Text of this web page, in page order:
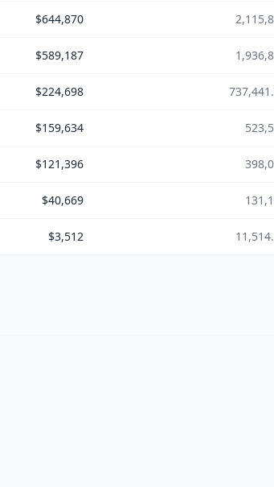
$644,870
$589,187
$224,698
$159,634
$121,396
$40,669
$3,512